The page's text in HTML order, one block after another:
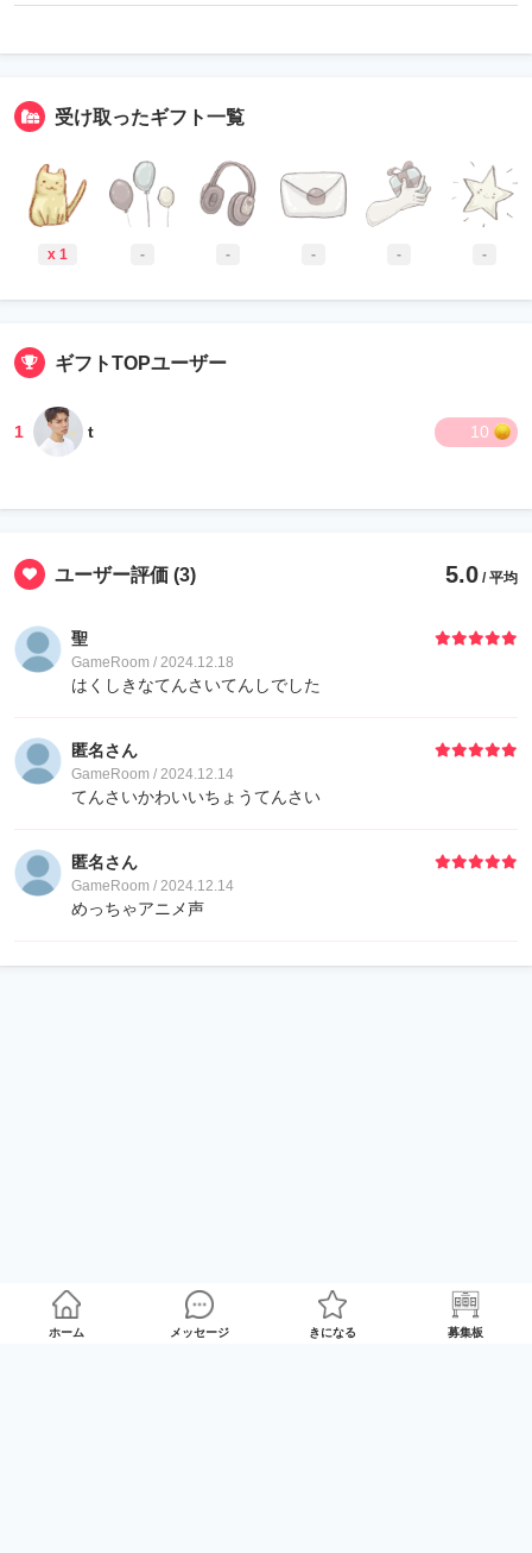
受け取ったギフト一覧
x 1 - - - - -
ギフトTOPユーザー
1 t 10
ユーザー評価 (3) 5.0 / 平均
聖
GameRoom / 2024.12.18
はくしきなてんさいてんしでした
匿名さん
GameRoom / 2024.12.14
てんさいかわいいちょうてんさい
匿名さん
GameRoom / 2024.12.14
めっちゃアニメ声
ホーム メッセージ きになる 募集板